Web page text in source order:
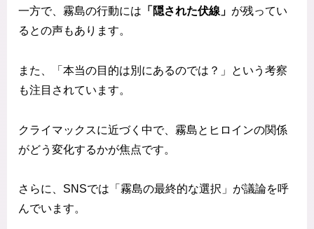
一方で、霧島の行動には 「隠された伏線」 が残ってい
るとの声もあります。
また、「本当の目的は別にあるのでは？」という考察
も注目されています。
クライマックスに近づく中で、霧島とヒロインの関係
がどう変化するかが焦点です。
さらに、SNSでは「霧島の最終的な選択」が議論を呼
んでいます。